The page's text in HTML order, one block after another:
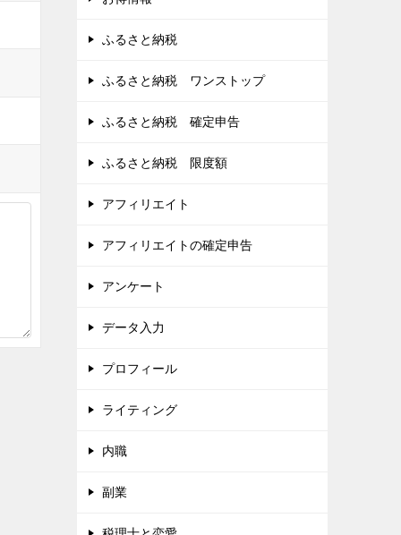
ふるさと納税
ふるさと納税 ワンストップ
ふるさと納税 確定申告
ふるさと納税 限度額
アフィリエイト
アフィリエイトの確定申告
アンケート
データ入力
プロフィール
ライティング
内職
副業